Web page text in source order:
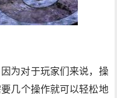
为对于玩家们来说，操
几个操作就可以轻松地